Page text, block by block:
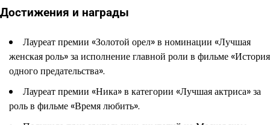
Достижения и награды
Лауреат премии «Золотой орел» в номинации «Лучшая
женская роль» за исполнение главной роли в фильме «История
одного предательства».
Лауреат премии «Ника» в категории «Лучшая актриса» за
роль в фильме «Время любить».